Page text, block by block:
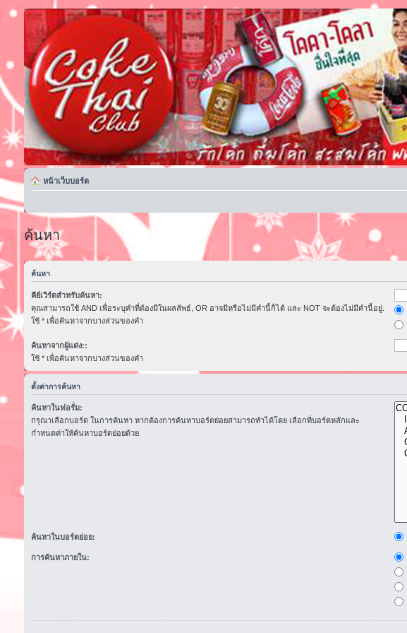
หน้าเว็บบอร์ด
ค้นหา
ค้นหา
คีย์เวิร์ดสำหรับค้นหา:
คุณสามารถใช้ AND เพื่อระบุคำที่ต้องมีในผลลัพธ์, OR อาจมีหรือไม่มีคำนี้ก็ได้ และ NOT จะต้องไม่มีคำนี้อยู่.
ใช้ * เพื่อค้นหาจากบางส่วนของคำ
ค้นหาจากผู้แต่ง::
ใช้ * เพื่อค้นหาจากบางส่วนของคำ
ตั้งค่าการค้นหา
ค้นหาในฟอรั่ม:
กรุณาเลือกบอร์ด ในการค้นหา หากต้องการค้นหาบอร์ดย่อยสามารถทำได้โดย เลือกที่บอร์ดหลักและ
กำหนดค่าให้ค้นหาบอร์ดย่อยด้วย
ค้นหาในบอร์ดย่อย:
การค้นหาภายใน: